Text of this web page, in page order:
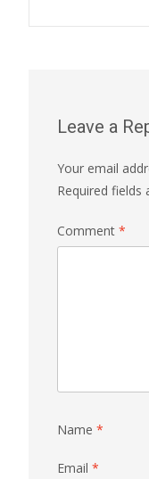
Leave a
Your email
Required fields
Comment *
Name *
Email *